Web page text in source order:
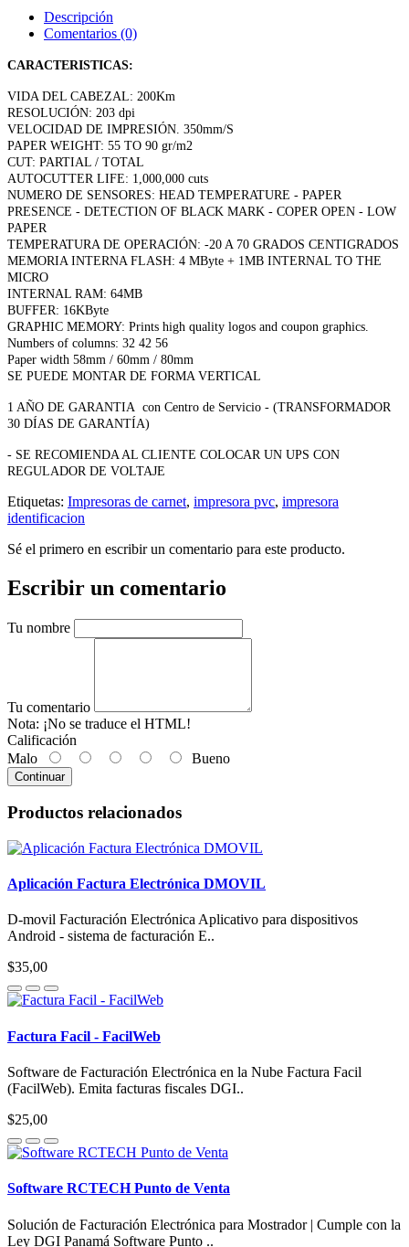
Descripción
Comentarios (0)
CARACTERISTICAS:
VIDA DEL CABEZAL: 200Km
RESOLUCIÓN: 203 dpi
VELOCIDAD DE IMPRESIÓN. 350mm/S
PAPER WEIGHT: 55 TO 90 gr/m2
CUT: PARTIAL / TOTAL
AUTOCUTTER LIFE: 1,000,000 cuts
NUMERO DE SENSORES: HEAD TEMPERATURE - PAPER
PRESENCE - DETECTION OF BLACK MARK - COPER OPEN - LOW
PAPER
TEMPERATURA DE OPERACIÓN: -20 A 70 GRADOS CENTIGRADOS
MEMORIA INTERNA FLASH: 4 MByte + 1MB INTERNAL TO THE
MICRO
INTERNAL RAM: 64MB
BUFFER: 16KByte
GRAPHIC MEMORY: Prints high quality logos and coupon graphics.
Numbers of columns: 32 42 56
Paper width 58mm / 60mm / 80mm
SE PUEDE MONTAR DE FORMA VERTICAL
1 AÑO DE GARANTIA con Centro de Servicio - (TRANSFORMADOR
30 DÍAS DE GARANTÍA)
- SE RECOMIENDA AL CLIENTE COLOCAR UN UPS CON
REGULADOR DE VOLTAJE
Etiquetas: Impresoras de carnet, impresora pvc, impresora
identificacion
Sé el primero en escribir un comentario para este producto.
Escribir un comentario
Tu nombre
Tu comentario
Nota: ¡No se traduce el HTML!
Calificación
Malo
Bueno
Continuar
Productos relacionados
Aplicación Factura Electrónica DMOVIL
D-movil Facturación Electrónica Aplicativo para dispositivos
Android - sistema de facturación E..
$35,00
Factura Facil - FacilWeb
Software de Facturación Electrónica en la Nube Factura Facil
(FacilWeb). Emita facturas fiscales DGI..
$25,00
Software RCTECH Punto de Venta
Solución de Facturación Electrónica para Mostrador | Cumple con la
Ley DGI Panamá Software Punto ..